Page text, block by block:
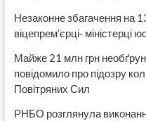
Незаконне збагачення на
віцепрем’єрці- міністерці
Майже 21 млн грн
повідомило про підозру
Повітряних Сил
РНБО розглянула виконання